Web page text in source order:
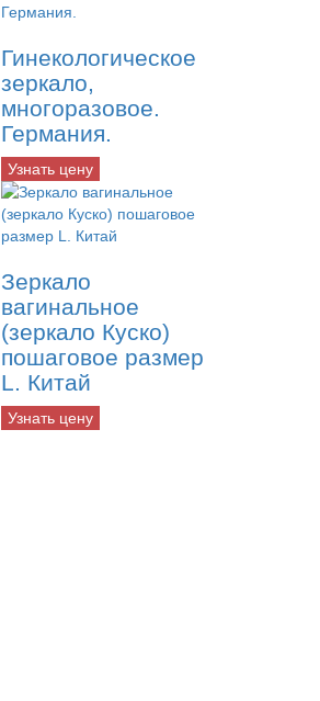
Гинекологическое
зеркало,
многоразовое.
Германия.
Узнать цену
Зеркало
вагинальное
(зеркало Куско)
пошаговое размер
L. Китай
Узнать цену